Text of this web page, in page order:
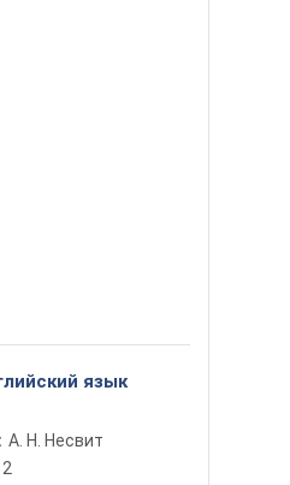
язык
А. Н. Несвит